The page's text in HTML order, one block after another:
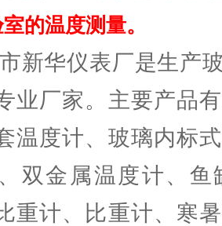
的温度测量。
新华仪表厂是生产
业厂家。主要产品
温度计、玻璃内标
双金属温度计、
重计、比重计、寒